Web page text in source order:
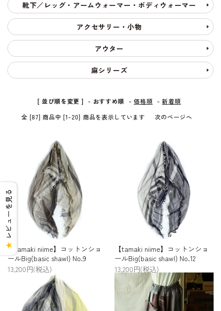
靴下／レッグ・アームウォーマー・ボディウォーマー
アクセサリー・小物
アウター
麻シリーズ
[ 並び順を変更 ] - おすすめ順 -価格順 -新着順
全 [87] 商品中 [1-20] 商品を表示しています
次のページへ
【tamaki niime】コットンショ
ールBig(basic shawl) No.9
13,200円(税込)
【tamaki niime】コットンショ
ールBig(basic shawl) No.12
13,200円(税込)
★
レビューを見る